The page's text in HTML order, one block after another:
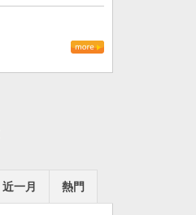
近一月 熱門